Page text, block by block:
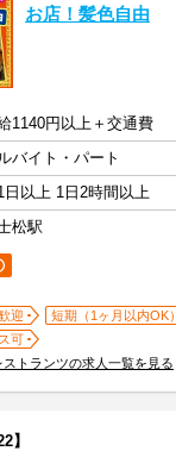
お店！髪色自由
1140円以上＋交通費
バイト・パート
日以上 1日2時間以上
松駅
迎
短期（1ヶ月以内OK）
可
トランツの求人一覧を見る
】